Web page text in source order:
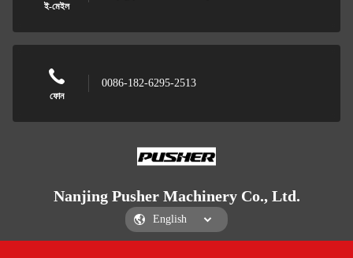
ই-মেইল
ফোন
0086-182-6295-2513
Nanjing Pusher Machinery Co., Ltd.